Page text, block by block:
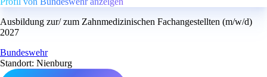
Ausbildung zur/ zum Zahnmedizinischen Fachangestellten (m/w/d)
2027
Bundeswehr
Standort: Nienburg